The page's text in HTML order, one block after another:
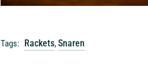
Tags: Rackets,Snaren